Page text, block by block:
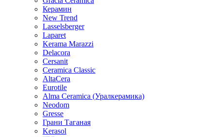
Керамин
New Trend
Lasselsberger
Laparet
Kerama Marazzi
Delacora
Cersanit
Ceramica Classic
AltaCera
Eurotile
Alma Ceramica (Уралкерамика)
Neodom
Gresse
Грани Таганая
Kerasol